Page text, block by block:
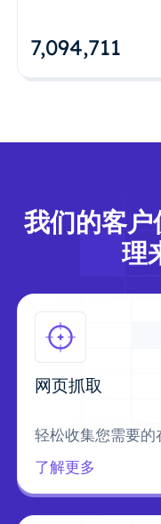
7,094,712
我们的客
理
网页抓取
轻松收集您需要的
了解更多